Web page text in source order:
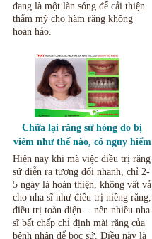
đang là một làn sóng để cải thiện
thẩm mỹ cho hàm răng không
hoàn hảo.
Chữa lại răng sứ hỏng do bị
viêm như thế nào, có nguy hiểm
không?
Hiện nay khi mà việc điều trị răng
sứ diễn ra tương đối nhanh, chỉ 2-
5 ngày là hoàn thiện, không vất vả
cho nha sĩ như điều trị niềng răng,
điều trị toàn diện… nên nhiều nha
sĩ bất chấp chỉ định mài răng của
bệnh nhân để bọc sứ. Điều này là